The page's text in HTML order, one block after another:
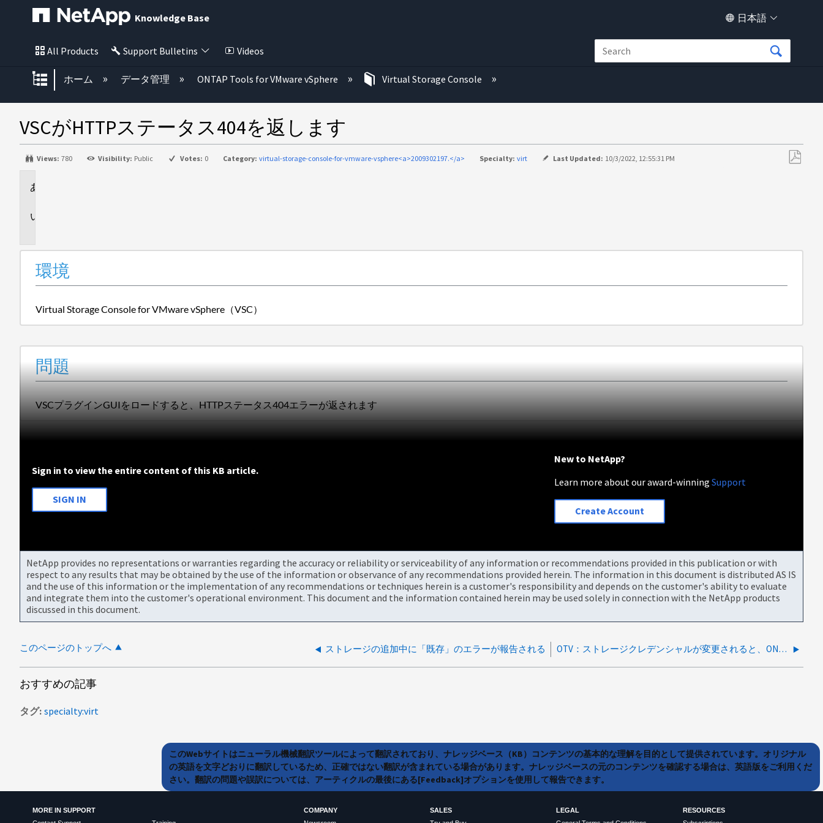
Knowledge Base 日本語
All Products Support Bulletins Videos
グローバル階層を展開/折りたたむ
ホーム データ管理 ONTAP Tools for VMware vSphere Virtual Storage Console
VSCがHTTPステータス404を返します
Views: 780 Visibility: Public Votes: 0 Category: virtual-storage-console-for-vmware-vsphere<a>2009302197.</a> Specialty: virt Last Updated: 10/3/2022, 12:55:31 PM
環境
Virtual Storage Console for VMware vSphere（VSC）
問題
VSCプラグインGUIをロードすると、HTTPステータス404エラーが返されます
Sign in to view the entire content of this KB article.
SIGN IN
New to NetApp?
Learn more about our award-winningSupport
Create Account
NetApp provides no representations or warranties regarding the accuracy or reliability or serviceability of any information or recommendations provided in this publication or with
respect to any results that may be obtained by the use of the information or observance of any recommendations provided herein. The information in this document is distributed AS IS
and the use of this information or the implementation of any recommendations or techniques herein is a customer's responsibility and depends on the customer's ability to evaluate
and integrate them into the customer's operational environment. This document and the information contained herein may be used solely in connection with the NetApp products
discussed in this document.
このページのトップへ ストレージの追加中に「既存」のエラーが報告される OTV：ストレージクレデンシャルが変更されると、ONTAP 監査ログに「Authentication failed」アラートが表示される
おすすめの記事
タグ specialty:virt
このWebサイトはニューラル機械翻訳ツールによって翻訳されており、ナレッジベース（KB）コンテンツの基本的な理解を目的として提供されています。オリジナル
の英語を文字どおりに翻訳しているため、正確ではない翻訳が含まれている場合があります。ナレッジベースの元のコンテンツを確認する場合は、英語版をご利用くだ
さい。翻訳の問題や誤訳については、アーティクルの最後にある[Feedback]オプションを使用して報告できます。
MORE IN SUPPORT
COMPANY
SALES
LEGAL
RESOURCES